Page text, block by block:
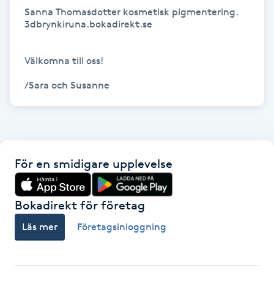
Hälsa
IPL hårborttagning
IR-massage
K
Sanna Thomasdotter kosmetisk pigmentering.
3dbrynkiruna.bokadirekt.se
Välkomna till oss!
/Sara och Susanne
För en smidigare upplevelse
Bokadirekt för företag
Läs mer Företagsinloggning